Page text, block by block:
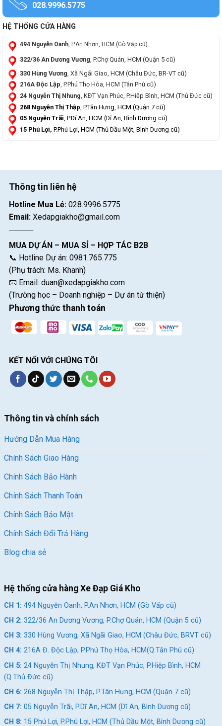
028.9996.5775
HỆ THỐNG CỬA HÀNG
494 Nguyễn Oanh, P.An Nhơn, HCM (Gò Vập cũ)
322/36 An Dương Vương, P.Chợ Quán, HCM (Quận 5 cũ)
330 Hùng Vương , Xã Ngãi Giao, HCM (Châu Đức, BR-VT cũ)
216A Độc Lập, P.Phú Thọ Hòa, HCM (Tân Phú cũ)
24 Nguyễn Thị Nhung, KĐT Vạn Phúc, P.Hiệp Bình, HCM (Thủ Đức cũ)
268 Nguyễn Thị Thập , P.Tân Hưng, HCM (Quận 7 cũ)
05 Nguyễn Trãi, P.Dĩ An, HCM (Dĩ An, Bình Dương cũ)
15 Phú Lợi, P.Phú Lợi, HCM (Thủ Dầu Một, Bình Dương cũ)
Thông tin liên hệ
Hotline Mua Lẻ: 028.9996.5775
Email: Xedapgiakho@gmail.com
MUA DỰ ÁN – MUA SỈ – HỢP TÁC B2B
📞 Hotline Dự án: 0981.765.775
(Phụ trách: Ms. Khanh)
📧 Email: duan@xedapgiakho.com
(Trường học – Doanh nghiệp – Dự án từ thiện)
Phương thức thanh toán
KẾT NỐI VỚI CHÚNG TÔI
Thông tin và chính sách
Hướng Dẫn Mua Hàng
Chính Sách Giao Hàng
Chính Sách Bảo Hành
Chính Sách Thanh Toán
Chính Sách Bảo Mật
Chính Sách Đổi Trả Hàng
Blog chia sẻ
Hệ thống cửa hàng Xe Đạp Giá Kho
CH 1: 494 Nguyễn Oanh, P.An Nhơn, HCM (Gò Vấp cũ)
CH 2: 322/36 An Dương Vương, P.Chợ Quán, HCM (Quận 5 cũ)
CH 3: 330 Hùng Vương, Xã Ngãi Giao, HCM (Châu Đức, BRVT cũ)
CH 4: 216A Đ. Độc Lập, P.Phú Thọ Hòa, HCM(Q.Tân Phú cũ)
CH 5: 24 Nguyễn Thị Nhung, KĐT Vạn Phúc, P.Hiệp Bình, HCM
(Q.Thủ Đức cũ)
CH 6: 268 Nguyễn Thị Thập, P.Tân Hưng, HCM (Quận 7 cũ)
CH 7: 05 Nguyễn Trãi, P.Dĩ An, HCM (Dĩ An, Bình Dương cũ)
CH 8: 15 Phú Lợi, P.Phú Lợi, HCM (Thủ Dầu Một, Bình Dương cũ)